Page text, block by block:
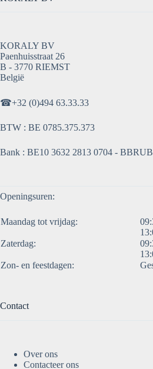
KORALY BV
Paenhuisstraat 26
B - 3770 RIEMST
België
☎+32 (0)494 63.33.33
BTW : BE 0785.375.373
Bank : BE10 3632 2813 0704 -
Openingsuren:
Maandag tot vrijdag:
Zaterdag:
Zon- en feestdagen:
Contact
Over ons
Contacteer ons